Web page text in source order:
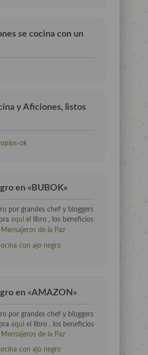
se cocina con un
y Aficiones, listos
en «BUBOK»
por grandes chef y bloggers
aqui el libro , los beneficios
Mensajeros de la Paz
en «AMAZON»
por grandes chef y bloggers
aquíel libro , los beneficios
Mensajeros de la Paz